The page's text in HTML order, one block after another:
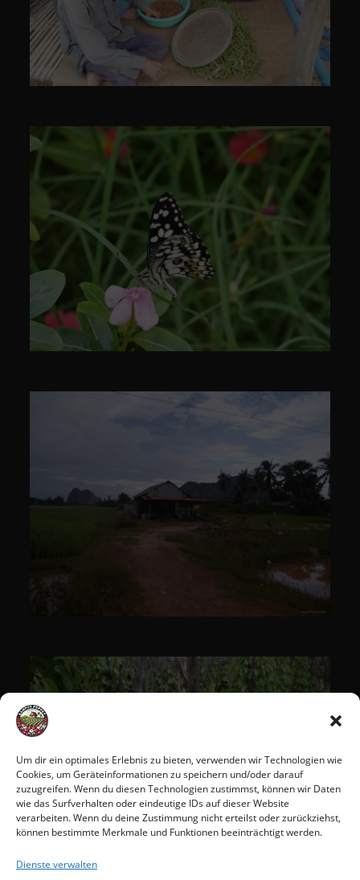
Um dir ein optimales Erlebnis zu bieten, verwenden wir Technologien wie
Cookies, um Geräteinformationen zu speichern und/oder darauf
zuzugreifen. Wenn du diesen Technologien zustimmst, können wir Daten
wie das Surfverhalten oder eindeutige IDs auf dieser Website
verarbeiten. Wenn du deine Zustimmung nicht erteilst oder zurückziehst,
können bestimmte Merkmale und Funktionen beeinträchtigt werden.
Dienste verwalten